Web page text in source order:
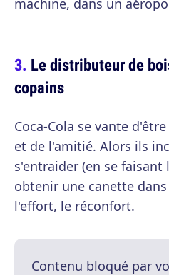
machine, dans un
Le distributeur de
copains
Coca-Cola se vante
et de l'amitié. Alors ils
s'entraider (en se
obtenir une canette
l'effort, le réconfort.
Contenu bloqué par